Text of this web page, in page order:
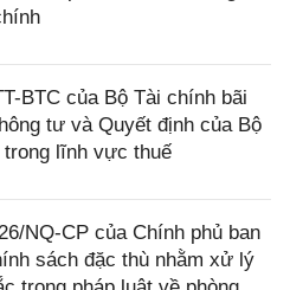
BTC của Bộ Tài chính bãi
tư và Quyết định của Bộ
lĩnh vực thuế
NQ-CP của Chính phủ ban
sách đặc thù nhằm xử lý